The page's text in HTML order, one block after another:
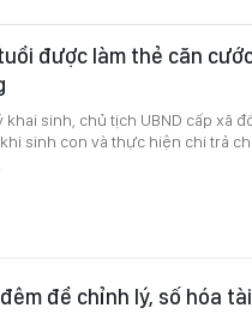
được làm thẻ căn
sinh, chủ tịch UBND cấp xã
sinh con và thực hiện chi trả
để chỉnh lý, số hóa